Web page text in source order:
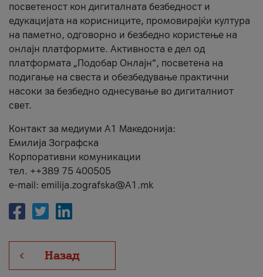
посветеност кон дигиталната безбедност и
едукацијата на корисниците, промовирајќи култура
на паметно, одговорно и безбедно користење на
онлајн платформите. Активноста е дел од
платформата „Подобар Онлајн“, посветена на
подигање на свеста и обезбедување практични
насоки за безбедно однесување во дигиталниот
свет.
Контакт за медиуми А1 Македонија:
Емилија Зографска
Корпоративни комуникации
тел. ++389 75 400505
e-mail: emilija.zografska@A1.mk
Назад